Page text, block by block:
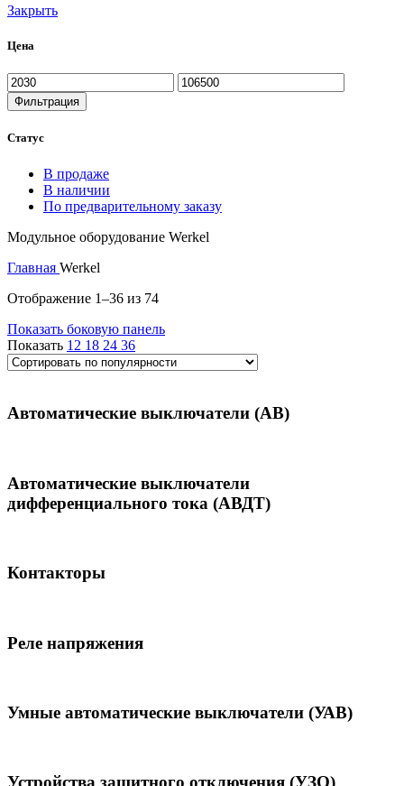
Закрыть
Цена
Минимальная
цена
Максимальная
цена
Фильтрация
Статус
В продаже
В наличии
По предварительному заказу
Модульное оборудование Werkel
Главная Werkel
Отображение 1–36 из 74Сортировка:
популярности
Показать боковую панель
Показать 12 18 24 36
Автоматические выключатели (АВ)
Автоматические выключатели
дифференциального тока (АВДТ)
Контакторы
Реле напряжения
Умные автоматические выключатели (УАВ)